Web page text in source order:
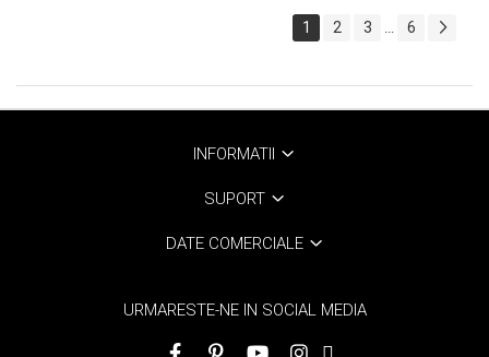
1 2 3 6
INFORMATII
SUPORT
DATE COMERCIALE
URMARESTE-NE IN SOCIAL MEDIA